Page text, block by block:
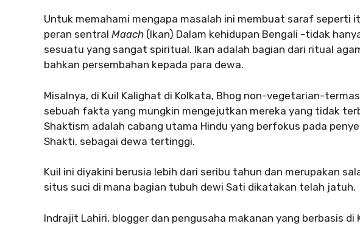
Untuk memahami mengapa masalah ini membuat saraf seperti
peran sentral Maach (Ikan) Dalam kehidupan Bengali -tidak
sesuatu yang sangat spiritual. Ikan adalah bagian dari ritual
bahkan persembahan kepada para dewa.
Misalnya, di Kuil Kalighat di Kolkata, Bhog non-vegetarian-
sebuah fakta yang mungkin mengejutkan mereka yang tidak
Shaktism adalah cabang utama Hindu yang berfokus pada
Shakti, sebagai dewa tertinggi.
Kuil ini diyakini berusia lebih dari seribu tahun dan merupakan
situs suci di mana bagian tubuh dewi Sati dikatakan telah jatuh.
Indrajit Lahiri, blogger dan pengusaha makanan yang berbasis di